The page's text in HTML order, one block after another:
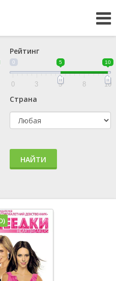
Рейтинг
0 5 10
0 3 5 8 10
Страна
НАЙТИ